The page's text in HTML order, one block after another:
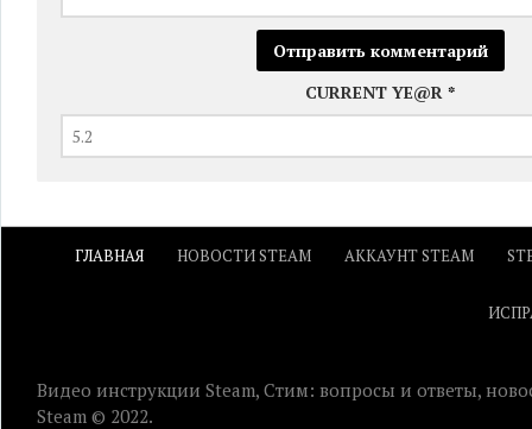
CURRENT YE@R *
ГЛАВНАЯ НОВОСТИ STEAM АККАУНТ STEAM
Видео инструкции Steam, Стим: вопросы и ответы,
Steam © 2022.